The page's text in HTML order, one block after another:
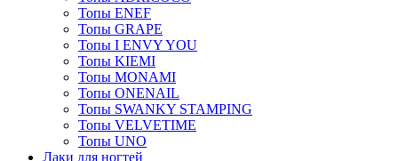
Топы ENEF
Топы GRAPE
Топы I ENVY YOU
Топы KIEMI
Топы MONAMI
Топы ONENAIL
Топы SWANKY STAMPING
Топы VELVETIME
Топы UNO
Лаки для ногтей